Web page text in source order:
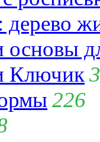
Ключик
226